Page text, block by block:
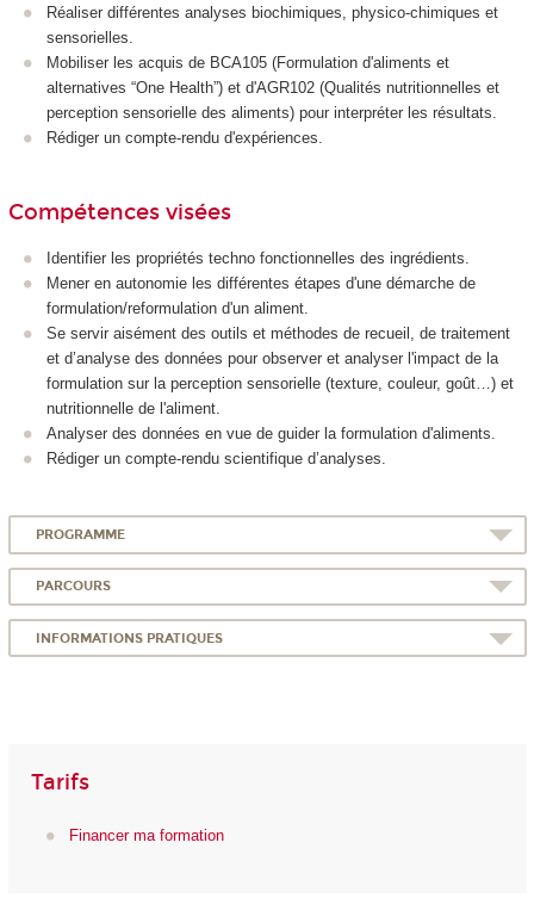
Réaliser différentes analyses biochimiques, physico-chimiques et
sensorielles.
Mobiliser les acquis de BCA105 (Formulation d'aliments et
alternatives “One Health”) et d'AGR102 (Qualités nutritionnelles et
perception sensorielle des aliments) pour interpréter les résultats.
Rédiger un compte-rendu d'expériences.
Compétences visées
Identifier les propriétés techno fonctionnelles des ingrédients.
Mener en autonomie les différentes étapes d'une démarche de
formulation/reformulation d'un aliment.
Se servir aisément des outils et méthodes de recueil, de traitement
et d’analyse des données pour observer et analyser l'impact de la
formulation sur la perception sensorielle (texture, couleur, goût…) et
nutritionnelle de l'aliment.
Analyser des données en vue de guider la formulation d'aliments.
Rédiger un compte-rendu scientifique d’analyses.
PROGRAMME
PARCOURS
INFORMATIONS PRATIQUES
Tarifs
Financer ma formation